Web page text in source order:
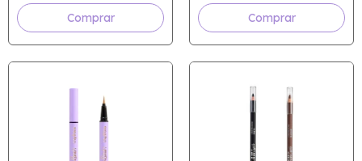
Comprar